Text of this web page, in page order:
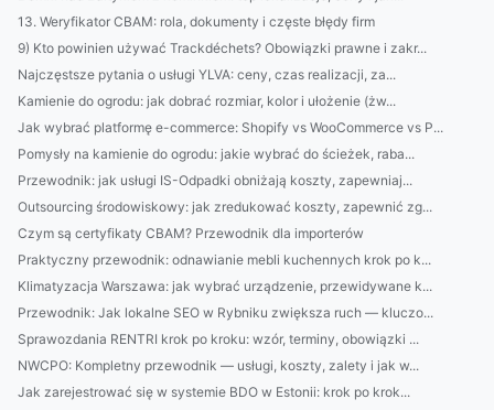
13. Weryfikator CBAM: rola, dokumenty i częste błędy firm
9) Kto powinien używać Trackdéchets? Obowiązki prawne i zakr...
Najczęstsze pytania o usługi YLVA: ceny, czas realizacji, za...
Kamienie do ogrodu: jak dobrać rozmiar, kolor i ułożenie (żw...
Jak wybrać platformę e-commerce: Shopify vs WooCommerce vs P...
Pomysły na kamienie do ogrodu: jakie wybrać do ścieżek, raba...
Przewodnik: jak usługi IS-Odpadki obniżają koszty, zapewniaj...
Outsourcing środowiskowy: jak zredukować koszty, zapewnić zg...
Czym są certyfikaty CBAM? Przewodnik dla importerów
Praktyczny przewodnik: odnawianie mebli kuchennych krok po k...
Klimatyzacja Warszawa: jak wybrać urządzenie, przewidywane k...
Przewodnik: Jak lokalne SEO w Rybniku zwiększa ruch — kluczo...
Sprawozdania RENTRI krok po kroku: wzór, terminy, obowiązki ...
NWCPO: Kompletny przewodnik — usługi, koszty, zalety i jak w...
Jak zarejestrować się w systemie BDO w Estonii: krok po krok...